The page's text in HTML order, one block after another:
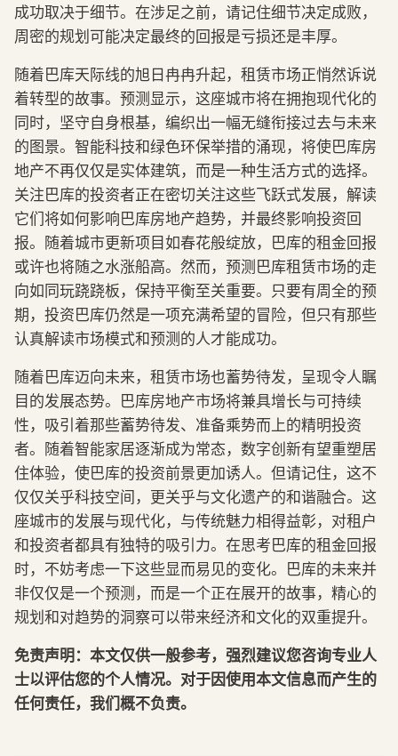
成功取决于细节。在涉足之前，请记住细节决定成败，
周密的规划可能决定最终的回报是亏损还是丰厚。
随着巴库天际线的旭日冉冉升起，租赁市场正悄然诉说
着转型的故事。预测显示，这座城市将在拥抱现代化的
同时，坚守自身根基，编织出一幅无缝衔接过去与未来
的图景。智能科技和绿色环保举措的涌现，将使巴库房
地产不再仅仅是实体建筑，而是一种生活方式的选择。
关注巴库的投资者正在密切关注这些飞跃式发展，解读
它们将如何影响巴库房地产趋势，并最终影响投资回
报。随着城市更新项目如春花般绽放，巴库的租金回报
或许也将随之水涨船高。然而，预测巴库租赁市场的走
向如同玩跷跷板，保持平衡至关重要。只要有周全的预
期，投资巴库仍然是一项充满希望的冒险，但只有那些
认真解读市场模式和预测的人才能成功。
随着巴库迈向未来，租赁市场也蓄势待发，呈现令人瞩
目的发展态势。巴库房地产市场将兼具增长与可持续
性，吸引着那些蓄势待发、准备乘势而上的精明投资
者。随着智能家居逐渐成为常态，数字创新有望重塑居
住体验，使巴库的投资前景更加诱人。但请记住，这不
仅仅关乎科技空间，更关乎与文化遗产的和谐融合。这
座城市的发展与现代化，与传统魅力相得益彰，对租户
和投资者都具有独特的吸引力。在思考巴库的租金回报
时，不妨考虑一下这些显而易见的变化。巴库的未来并
非仅仅是一个预测，而是一个正在展开的故事，精心的
规划和对趋势的洞察可以带来经济和文化的双重提升。
免责声明：本文仅供一般参考，强烈建议您咨询专业人
士以评估您的个人情况。对于因使用本文信息而产生的
任何责任，我们概不负责。